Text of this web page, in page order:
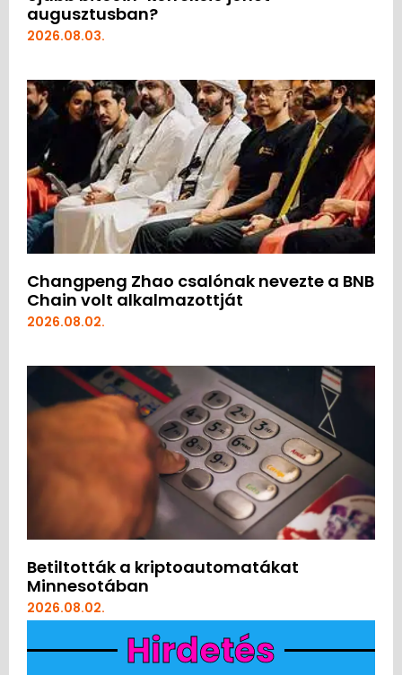
augusztusban?
2026.08.03.
Changpeng Zhao csalónak nevezte a BNB
Chain volt alkalmazottját
2026.08.02.
Betiltották a kriptoautomatákat
Minnesotában
2026.08.02.
Hirdetés